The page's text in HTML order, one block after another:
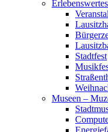
Stadtfest
Museen –